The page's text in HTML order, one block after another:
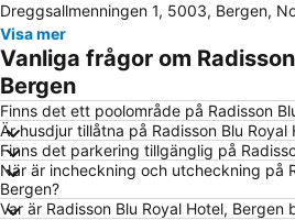
Grieg in Bergen Festival
The Scandinavian Academy of Esthetic Dentistry (SAED) Annual Meeting 2013
Dreggsallmenningen 1, 5003, Bergen,
Visa mer
Vanliga frågor om
Bergen
Finns det ett poolområde på Radisson
Är husdjur tillåtna på Radisson Blu Royal
Finns det parkering tillgänglig på
När är incheckning och utcheckning på
Bergen?
Var är Radisson Blu Royal Hotel, Bergen